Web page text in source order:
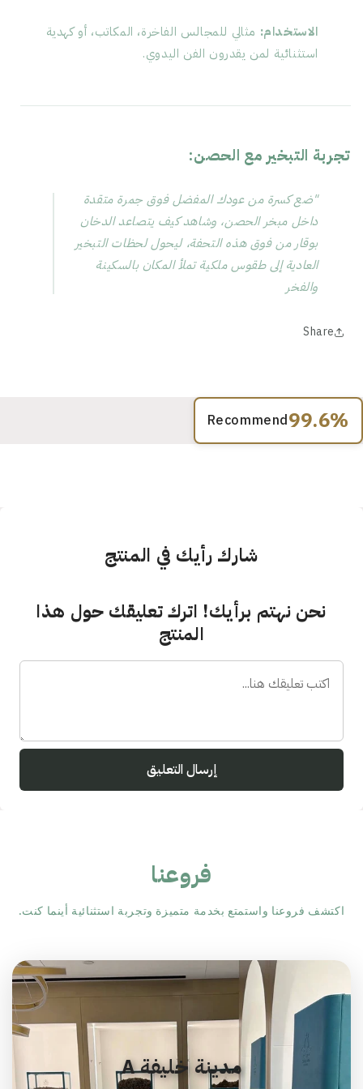
الاستخدام: مثالي للمجالس الفاخرة، المكاتب، أو كهدية
استثنائية لمن يقدرون الفن اليدوي.
تجربة التبخير مع الحصن:
"ضع كسرة من عودك المفضل فوق جمرة متقدة
داخل مبخر الحصن، وشاهد كيف يتصاعد الدخان
بوقار من فوق هذه التحفة، ليحول لحظات التبخير
العادية إلى طقوس ملكية تملأ المكان بالسكينة
والفخر
Share
99.6%
Recommend
شارك رأيك في المنتج
نحن نهتم برأيك! اترك تعليقك حول هذا
المنتج
إرسال التعليق
فروعنا
اكتشف فروعنا واستمتع بخدمة متميزة وتجربة استثنائية أينما كنت.
مدينة خليفة A